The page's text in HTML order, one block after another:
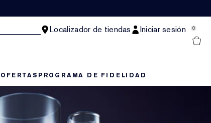
Localizador de tiendas Iniciar sesión 0
OFERTAS PROGRAMA DE FIDELIDAD